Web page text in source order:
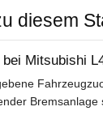
diesem
Mitsubishi